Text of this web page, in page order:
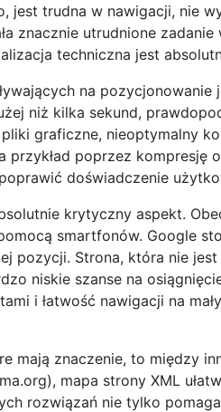
jest trudna w nawigacji, nie
znacznie utrudnione
techniczna jest
na
niż kilka sekund,
graficzne, nieoptymalny
przykład poprzez
doświadczenie
krytyczny aspekt.
smartfonów. Google
pozycji. Strona, która nie
niskie szanse na
i łatwość nawigacji na
mają znaczenie, to między
mapa strony XML
rozwiązań nie tylko